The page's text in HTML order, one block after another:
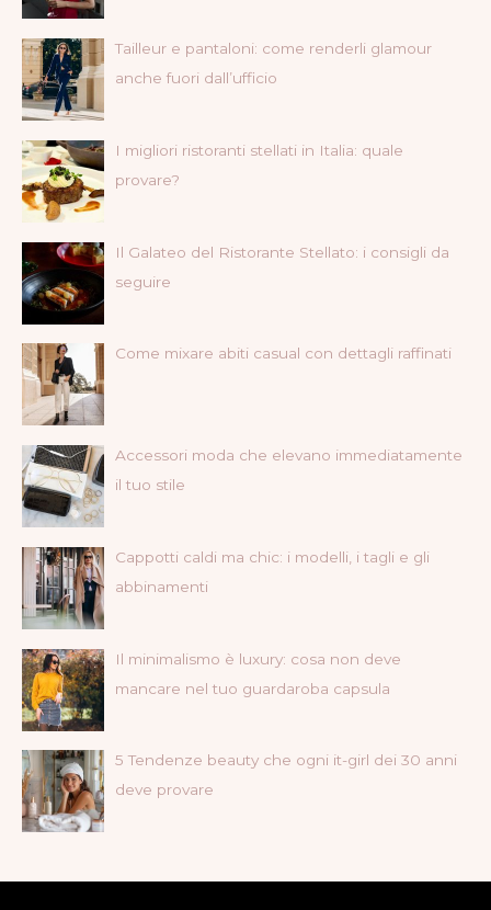
Tailleur e pantaloni: come renderli glamour
anche fuori dall’ufficio
I migliori ristoranti stellati in Italia: quale
provare?
Il Galateo del Ristorante Stellato: i consigli da
seguire
Come mixare abiti casual con dettagli raffinati
Accessori moda che elevano immediatamente
il tuo stile
Cappotti caldi ma chic: i modelli, i tagli e gli
abbinamenti
Il minimalismo è luxury: cosa non deve
mancare nel tuo guardaroba capsula
5 Tendenze beauty che ogni it-girl dei 30 anni
deve provare